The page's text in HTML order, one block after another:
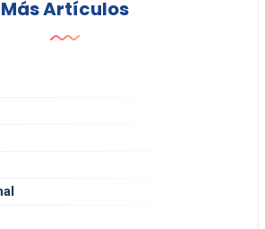
Más Artículos